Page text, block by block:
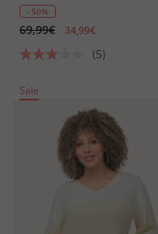
ärmellos
- 50%
69,99€ 34,99€
(5)
Sale